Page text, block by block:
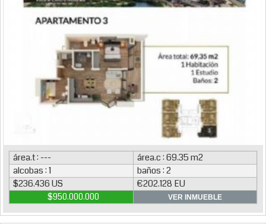
área.t : ---
área.c : 69.35 m2
alcobas : 1
baños : 2
$236.436 US
€202.128 EU
$950.000.000 VER INMUEBLE